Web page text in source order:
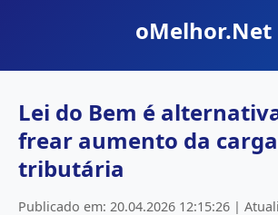
oMelhor.Net
Lei do Bem é
frear aumento da carga
tributária
Publicado em: 20.04.2026 12:15:26 |